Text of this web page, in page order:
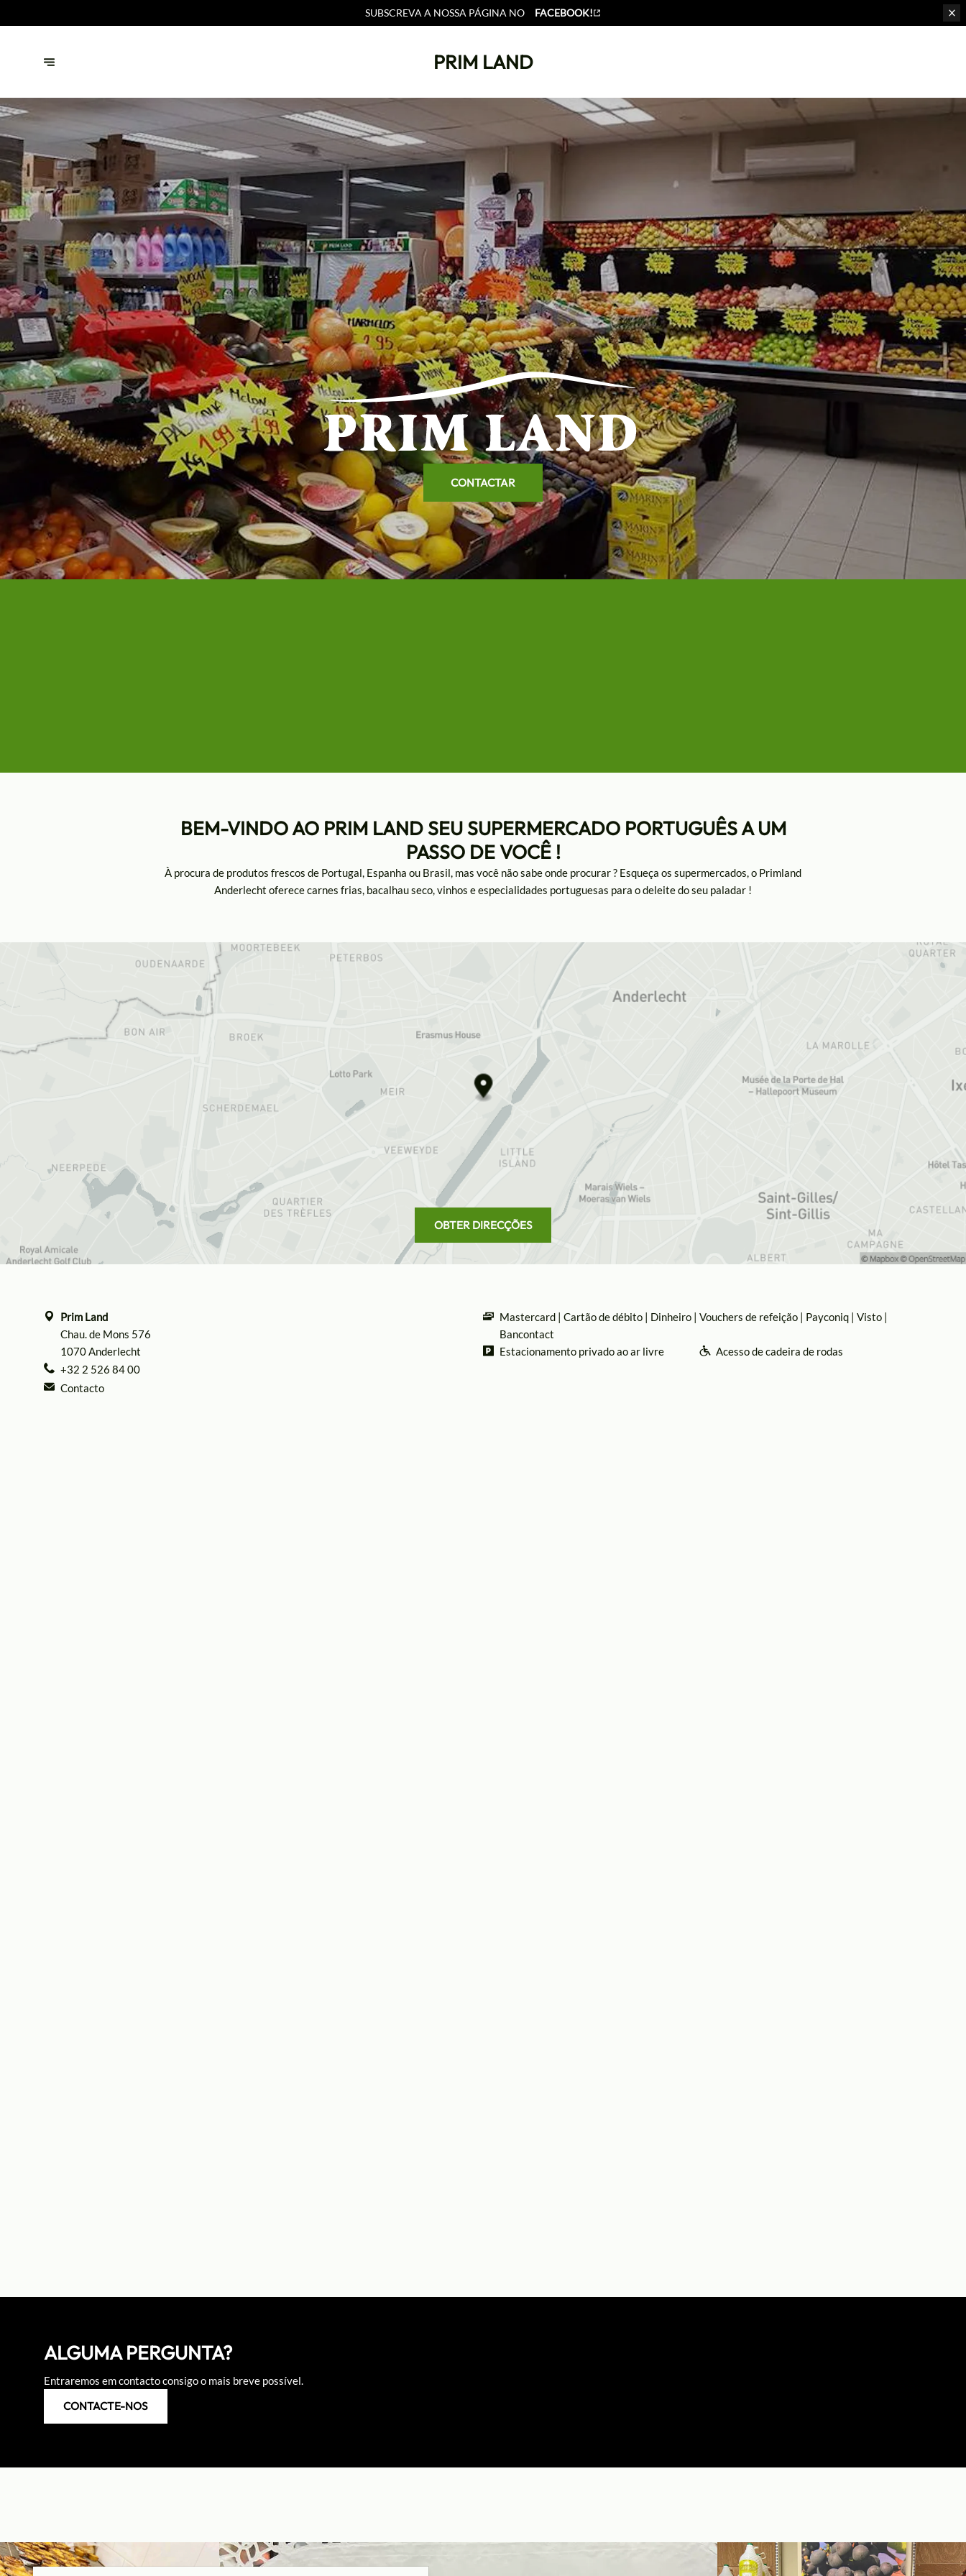
SUBSCREVA A NOSSA PÁGINA NO FACEBOOK!
PRIM LAND
CONTACTAR
BEM-VINDO AO PRIM LAND SEU SUPERMERCADO PORTUGUÊS A UM
PASSO DE VOCÊ !
À procura de produtos frescos de Portugal, Espanha ou Brasil, mas você não sabe onde procurar ? Esqueça os supermercados, o Primland
Anderlecht oferece carnes frias, bacalhau seco, vinhos e especialidades portuguesas para o deleite do seu paladar !
OBTER DIRECÇÕES
Prim Land
Chau. de Mons 576
1070 Anderlecht
+32 2 526 84 00
Contacto
Mastercard Cartão de débito Dinheiro Vouchers de refeição Payconiq
Visto
Bancontact
Estacionamento privado ao ar livre
Acesso de cadeira de rodas
ALGUMA PERGUNTA?
Entraremos em contacto consigo o mais breve possível.
CONTACTE-NOS